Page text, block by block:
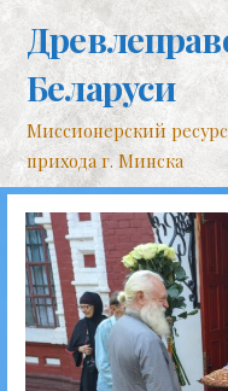
контенту
Беларуси
Миссионерский
прихода г. Минска